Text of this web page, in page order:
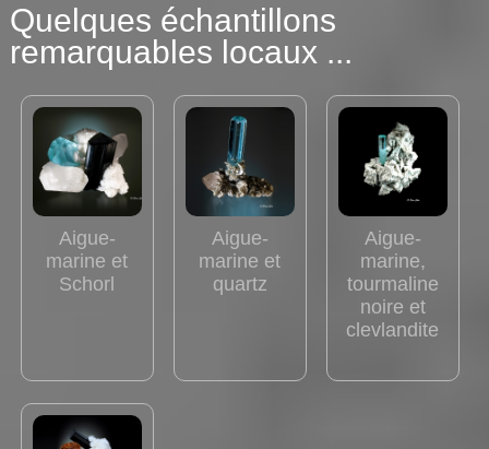
Quelques échantillons
remarquables locaux ...
Aigue-
marine et
Schorl
Aigue-
marine et
quartz
Aigue-
marine,
tourmaline
noire et
clevlandite